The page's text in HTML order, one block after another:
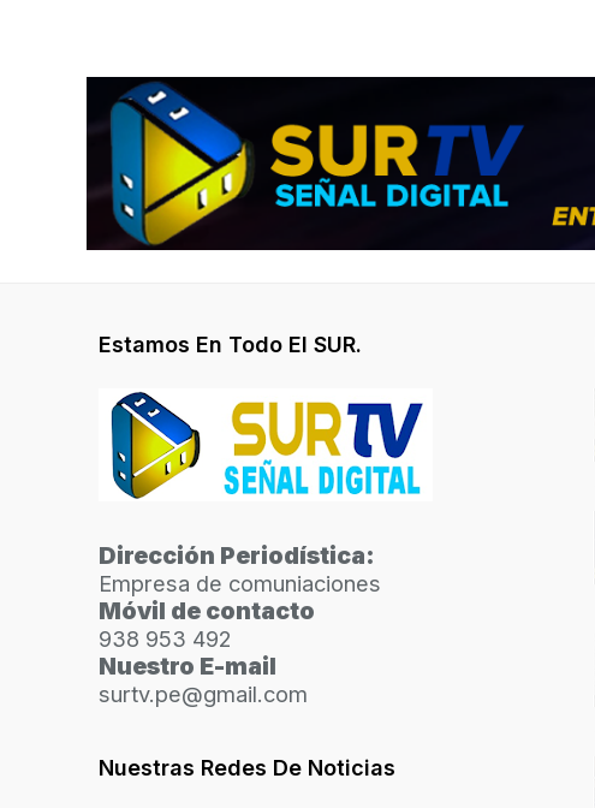
Estamos En Todo El SUR.
Dirección Periodística:
Empresa de comuniaciones
Móvil de contacto
938 953 492
Nuestro E-mail
surtv.pe@gmail.com
Nuestras Redes De Noticias